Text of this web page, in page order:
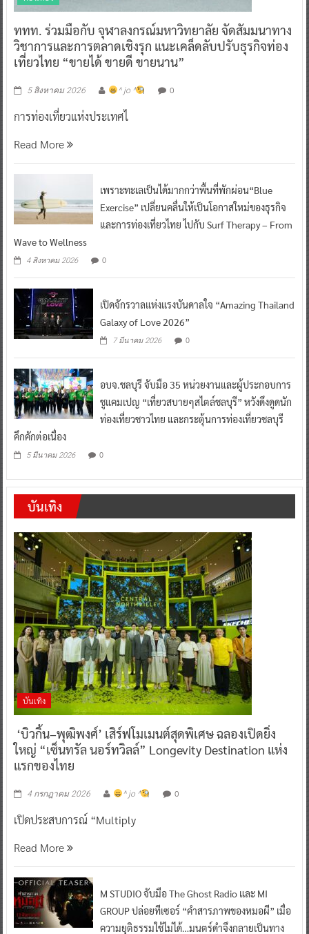
ททท. ร่วมมือกับ จุฬาลงกรณ์มหาวิทยาลัย จัดสัมมนาทาง
วิชาการและการตลาดเชิงรุก แนะเคล็ดลับปรับธุรกิจท่อง
เที่ยวไทย “ขายได้ ขายดี ขายนาน”
5 สิงหาคม 2026 ^ jo ^ 0
การท่องเที่ยวแห่งประเทศไ
Read More
เพราะทะเลเป็นได้มากกว่าพื้นที่พักผ่อน“Blue
Exercise” เปลี่ยนคลื่นให้เป็นโอกาสใหม่ของธุรกิจ
และการท่องเที่ยวไทย ไปกับ Surf Therapy – From
Wave to Wellness
4 สิงหาคม 2026 0
เปิดจักรวาลแห่งแรงบันดาลใจ “Amazing Thailand
Galaxy of Love 2026”
7 มีนาคม 2026 0
อบจ.ชลบุรี จับมือ 35 หน่วยงานและผู้ประกอบการ
ชูแคมเปญ “เที่ยวสบายๆสไตล์ชลบุรี” หวังดึงดูดนัก
ท่องเที่ยวชาวไทย และกระตุ้นการท่องเที่ยวชลบุรี
คึกคักต่อเนื่อง
5 มีนาคม 2026 0
บันเทิง
บันเทิง
‘บิวกิ้น–พุฒิพงศ์’ เสิร์ฟโมเมนต์สุดพิเศษ ฉลองเปิดยิ่ง
ใหญ่ “เซ็นทรัล นอร์ทวิลล์” Longevity Destination แห่ง
แรกของไทย
4 กรกฎาคม 2026 ^ jo ^ 0
เปิดประสบการณ์ “Multiply
Read More
M STUDIO จับมือ The Ghost Radio และ MI
GROUP ปล่อยทีเซอร์ “คำสารภาพของหมอผี” เมื่อ
ความยุติธรรมใช้ไม่ได้…มนตร์ดำจึงกลายเป็นทาง